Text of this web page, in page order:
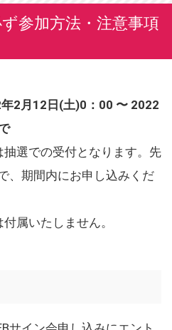
参加方法・注意事項
2月12日(土)0：00 〜 2022
抽選での受付となります。先
、期間内にお申し込みくだ
属いたしません。